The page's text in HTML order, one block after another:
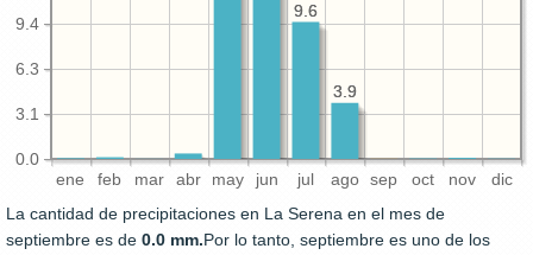
ene feb mar abr may jun jul ago sep oct nov dic
0.0
3.1
6.3
9.4
3.9
9.6
3.9
9.6
La cantidad de precipitaciones en La Serena en el mes de
septiembre es de 0.0 mm.Por lo tanto, septiembre es uno de los